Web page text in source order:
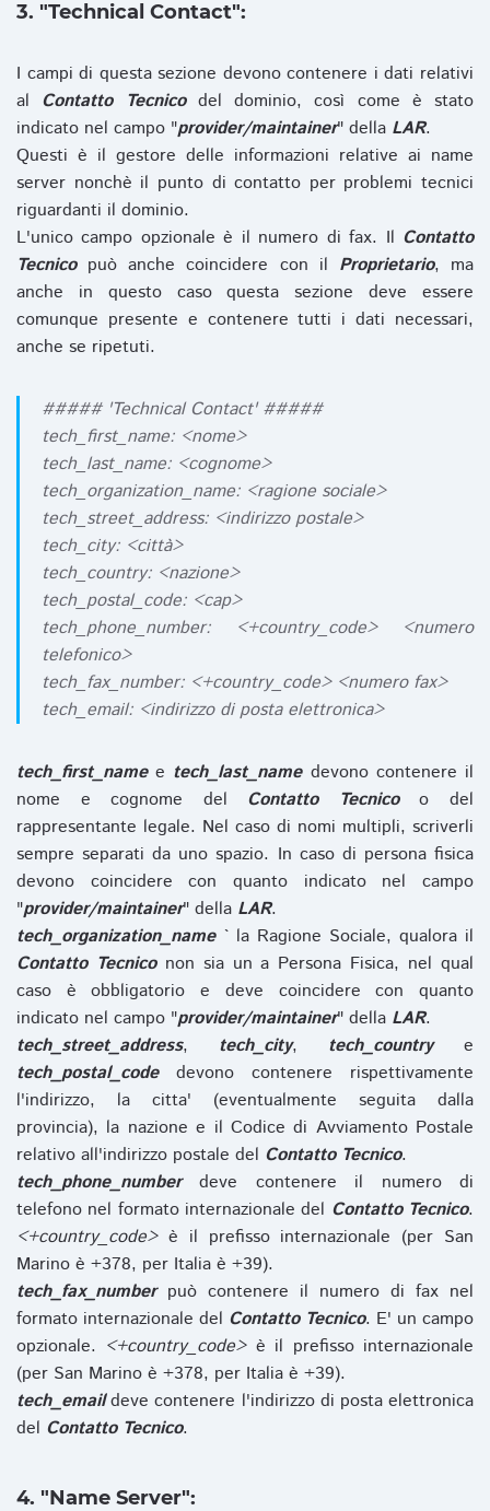
3. "Technical Contact":
I campi di questa sezione devono contenere i dati relativi
al Contatto Tecnicodel dominio, così come è stato
indicato nel campo "provider/maintainer" della LAR.
Questi è il gestore delle informazioni relative ai name
server nonchè il punto di contatto per problemi tecnici
riguardanti il dominio.
L'unico campo opzionale è il numero di fax. Il Contatto
Tecnicopuò anche coincidere con il Proprietario, ma
anche in questo caso questa sezione deve essere
comunque presente e contenere tutti i dati necessari,
anche se ripetuti.
##### 'Technical Contact' #####
tech_first_name: <nome>
tech_last_name: <cognome>
tech_organization_name: <ragione sociale>
tech_street_address: <indirizzo postale>
tech_city: <città>
tech_country: <nazione>
tech_postal_code: <cap>
tech_phone_number: <+country_code> <numero
telefonico>
tech_fax_number: <+country_code> <numero fax>
tech_email: <indirizzo di posta elettronica>
tech_first_namee tech_last_namedevono contenere il
nome e cognome del Contatto Tecnicoo del
rappresentante legale. Nel caso di nomi multipli, scriverli
sempre separati da uno spazio. In caso di persona fisica
devono coincidere con quanto indicato nel campo
"provider/maintainer" della LAR.
tech_organization_name` la Ragione Sociale, qualora il
Contatto Tecniconon sia un a Persona Fisica, nel qual
caso è obbligatorio e deve coincidere con quanto
indicato nel campo "provider/maintainer" della LAR.
tech_street_address, tech_city, tech_countrye
tech_postal_codedevono contenere rispettivamente
l'indirizzo, la citta' (eventualmente seguita dalla
provincia), la nazione e il Codice di Avviamento Postale
relativo all'indirizzo postale del Contatto Tecnico.
tech_phone_numberdeve contenere il numero di
telefono nel formato internazionale del Contatto Tecnico.
<+country_code>è il prefisso internazionale (per San
Marino è +378, per Italia è +39).
tech_fax_numberpuò contenere il numero di fax nel
formato internazionale del Contatto Tecnico. E' un campo
opzionale. <+country_code>è il prefisso internazionale
(per San Marino è +378, per Italia è +39).
tech_emaildeve contenere l'indirizzo di posta elettronica
del Contatto Tecnico.
4. "Name Server":